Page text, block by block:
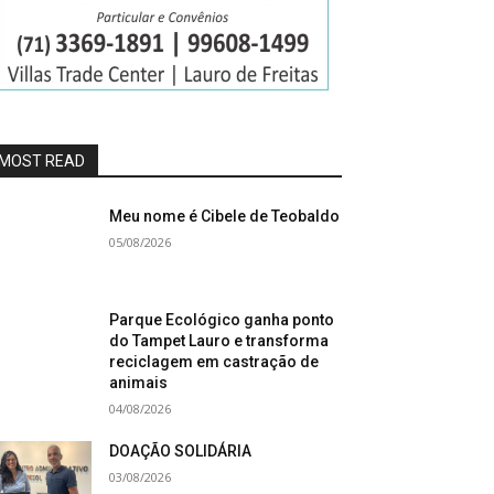
READ
Meu nome é Cibele de Teobaldo
05/08/2026
Parque Ecológico ganha ponto
do Tampet Lauro e transforma
reciclagem em castração de
animais
04/08/2026
DOAÇÃO SOLIDÁRIA
03/08/2026